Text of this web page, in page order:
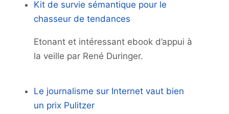
Kit de survie sémantique pour le
chasseur de tendances
Etonant et intéressant ebook d’appui à
la veille par René Duringer.
Le journalisme sur Internet vaut bien
un prix Pulitzer